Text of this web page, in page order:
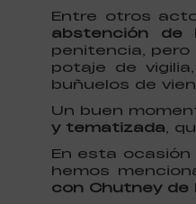
Entre otros
abstención de
penitencia,
potaje de
buñuelos de
Un buen
y tematizada,
En esta
hemos
con Chutney de